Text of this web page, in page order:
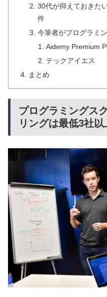
30代が抑えておきた
件
今筆者がプログラミ
Aidemy Premium
テックアイエス
まとめ
プログラミングス
リングは最低3社以